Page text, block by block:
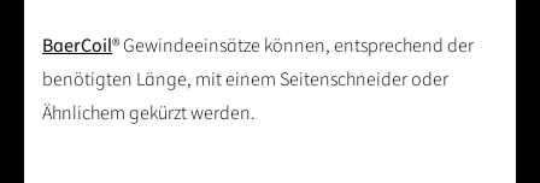
BaerCoil® Gewindeeinsätze können, entsprechend der
benötigten Länge, mit einem Seitenschneider oder
Ähnlichem gekürzt werden.